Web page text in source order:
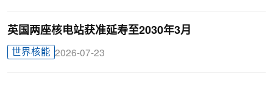
英国两座核电站获准延寿至2030年3月
世界核能 2026-07-23